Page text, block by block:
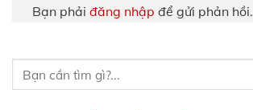
Bạn phải đăng nhập để gửi phản hồi.